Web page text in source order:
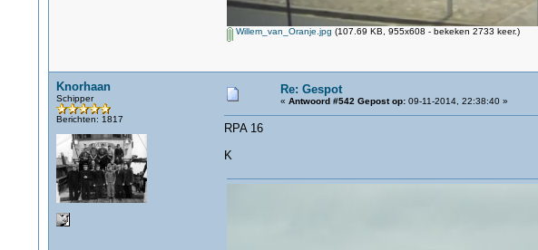
Willem_van_Oranje.jpg (107.69 KB, 955x608 - bekeken 2733 keer.)
Knorhaan
Schipper
Berichten: 1817
Re: Gespot
« Antwoord #542 Gepost op:09-11-2014, 22:38:40 »
RPA 16
K